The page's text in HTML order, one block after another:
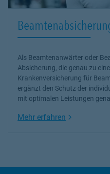
Als Beamtenanwärter oder
Absicherung, die genau zu
Krankenversicherung für
ergänzt den Schutz der
mit optimalen Leistungen
Mehr erfahren Link Opens